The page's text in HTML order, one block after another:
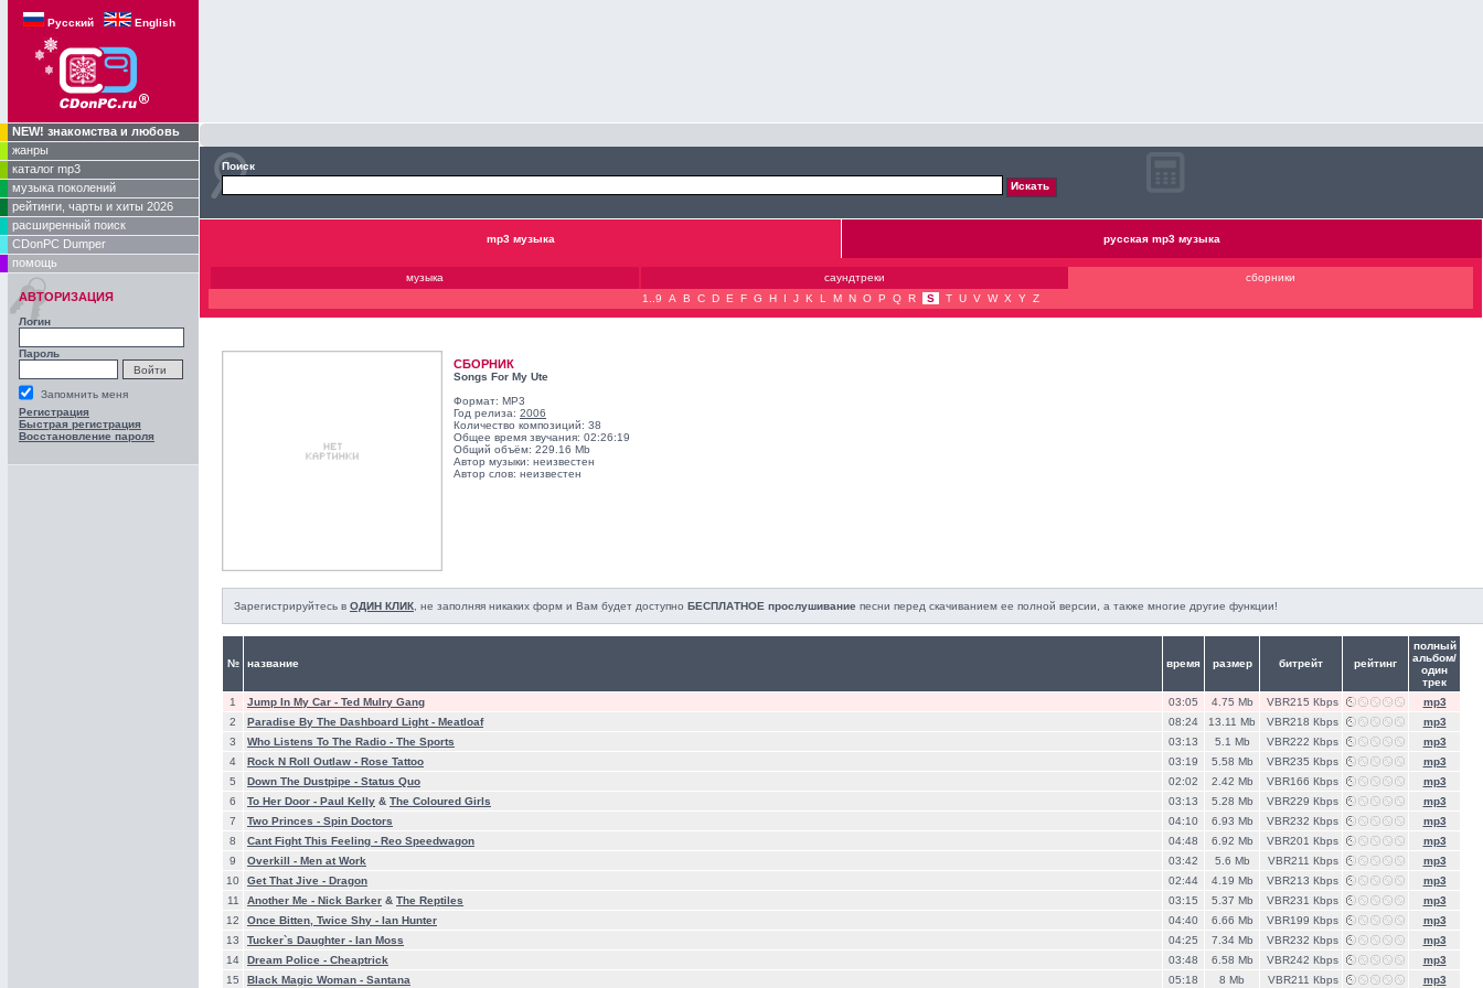
Русский English
NEW! знакомства и любовь
жанры
каталог mp3
музыка поколений
рейтинги, чарты и хиты 2026
расширенный поиск
CDonPC Dumper
помощь
АВТОРИЗАЦИЯ
Логин
Пароль
Запомнить меня
Регистрация
Быстрая регистрация
Восстановление пароля
Поиск
mp3 музыка русская mp3 музыка
музыка саундтреки
сборники
1..9
A B C D E F G H I J K L M N O P Q R S T U V W X Y Z
СБОРНИК
Songs For My Ute
Формат: MP3
Год релиза: 2006
Количество композиций: 38
Общее время звучания: 02:26:19
Общий объём: 229.16 Mb
Автор музыки: неизвестен
Автор слов: неизвестен
Зарегистрируйтесь в ОДИН КЛИК , не заполняя никаких форм и Вам будет доступно БЕСПЛАТНОЕ прослушивание песни перед cкачиванием ее полной версии, а также многие другие функции!
№ название время размер битрейт рейтинг
полный
альбом/
один
трек
1
Jump In My Car - Ted Mulry Gang 03:05 4.75 Mb VBR215 Кbps
mp3
2
Paradise By The Dashboard Light - Meatloaf 08:24 13.11 Mb VBR218 Кbps
mp3
3
Who Listens To The Radio - The Sports 03:13 5.1 Mb VBR222 Кbps
mp3
4
Rock N Roll Outlaw - Rose Tattoo 03:19 5.58 Mb VBR235 Кbps
mp3
5
Down The Dustpipe - Status Quo 02:02 2.42 Mb VBR166 Кbps
mp3
6
To Her Door - Paul Kelly & The Coloured Girls 03:13 5.28 Mb VBR229 Кbps
mp3
7
Two Princes - Spin Doctors 04:10 6.93 Mb VBR232 Кbps
mp3
8
Cant Fight This Feeling - Reo Speedwagon 04:48 6.92 Mb VBR201 Кbps
mp3
9
Overkill - Men at Work 03:42 5.6 Mb VBR211 Кbps
mp3
10
Get That Jive - Dragon 02:44 4.19 Mb VBR213 Кbps
mp3
11
Another Me - Nick Barker & The Reptiles 03:15 5.37 Mb VBR231 Кbps
mp3
12
Once Bitten, Twice Shy - Ian Hunter 04:40 6.66 Mb VBR199 Кbps
mp3
13
Tucker`s Daughter - Ian Moss 04:25 7.34 Mb VBR232 Кbps
mp3
14
Dream Police - Cheaptrick 03:48 6.58 Mb VBR242 Кbps
mp3
15
Black Magic Woman - Santana 05:18 8 Mb VBR211 Кbps
mp3